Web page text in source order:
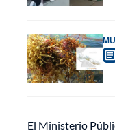
El Ministerio